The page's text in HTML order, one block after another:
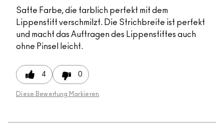
Satte Farbe, die farblich perfekt mit dem
Lippenstift verschmilzt. Die Strichbreite ist perfekt
und macht das Auftragen des Lippenstiftes auch
ohne Pinsel leicht.
4 0
Diese Bewertung Markieren